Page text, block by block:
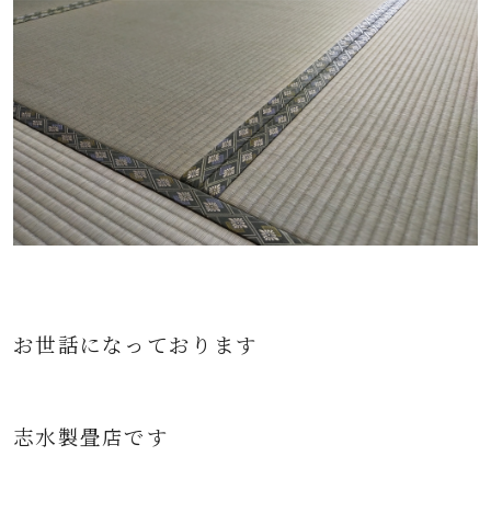
お世話になっております
志水製畳店です